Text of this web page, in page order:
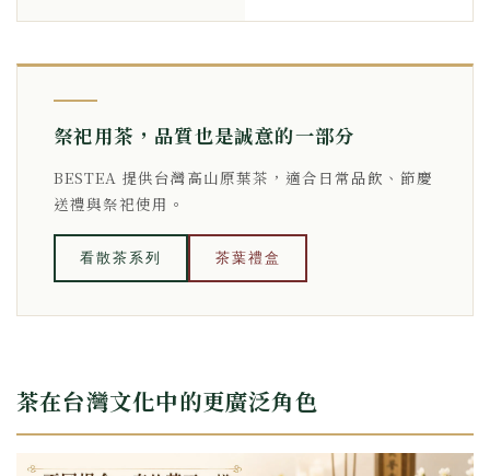
祭祀用茶，品質也是誠意的一部分
BESTEA 提供台灣高山原葉茶，適合日常品飲、節慶
送禮與祭祀使用。
看散茶系列 茶葉禮盒
茶在台灣文化中的更廣泛角色